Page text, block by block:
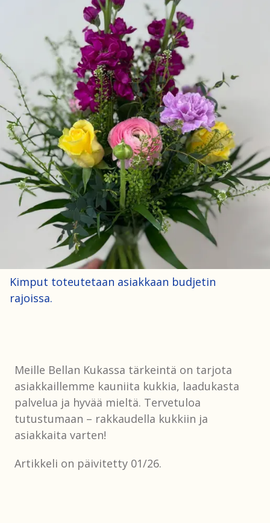
Kimput toteutetaan asiakkaan budjetin
rajoissa.
Meille Bellan Kukassa tärkeintä on tarjota
asiakkaillemme kauniita kukkia, laadukasta
palvelua ja hyvää mieltä. Tervetuloa
tutustumaan – rakkaudella kukkiin ja
asiakkaita varten!
Artikkeli on päivitetty 01/26.